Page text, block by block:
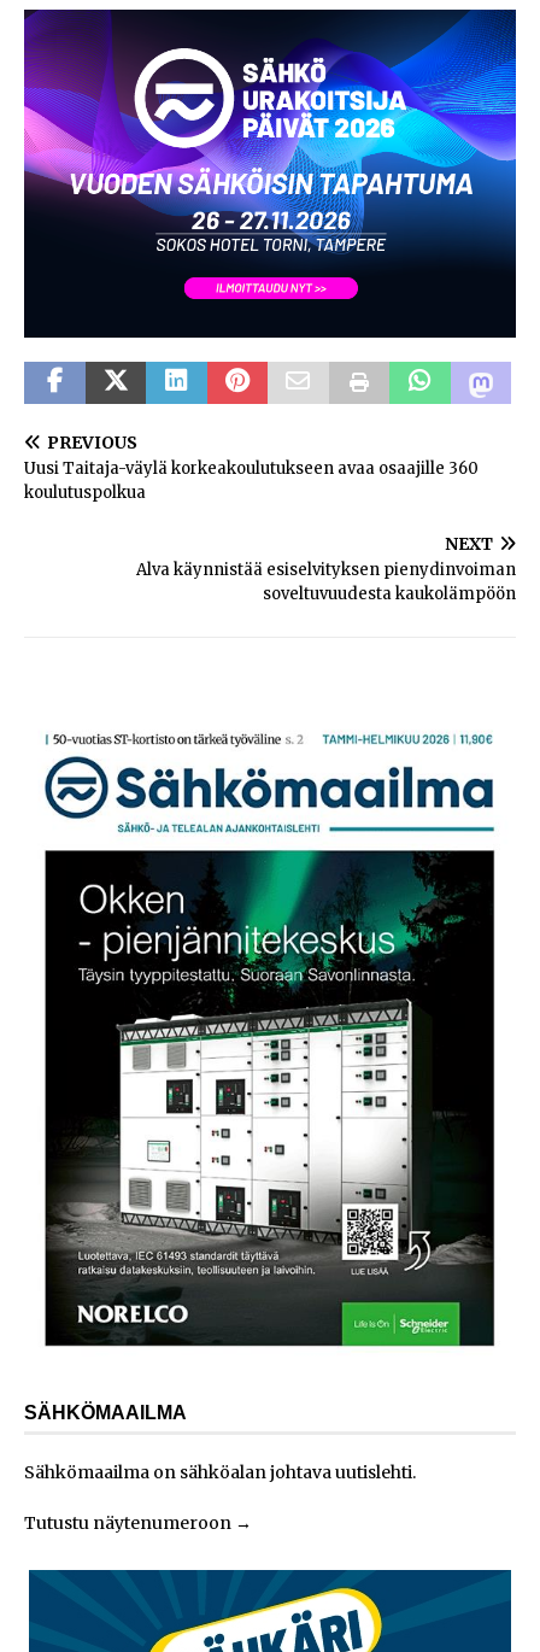
PREVIOUS
Uusi Taitaja-väylä korkeakoulutukseen avaa osaajille 360
koulutuspolkua
NEXT
Alva käynnistää esiselvityksen pienydinvoiman
soveltuvuudesta kaukolämpöön
SÄHKÖMAAILMA
Sähkömaailma on sähköalan johtava uutislehti.
Tutustu näytenumeroon →